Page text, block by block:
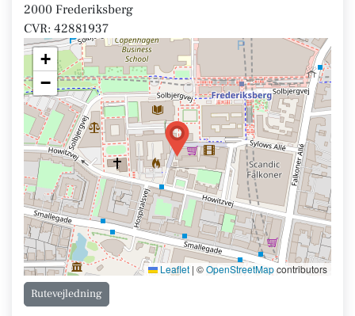
2000 Frederiksberg
CVR: 42881937
+
−
Leaflet | ©OpenStreetMapcontributors
Rutevejledning